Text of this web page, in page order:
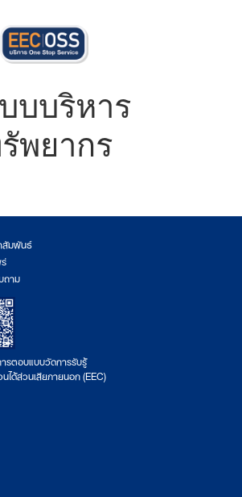
บบริหาร
พยากร
สัมพันธ์
าม
รตอบแบบวัดการรับรู้
ได้ส่วนเสียภายนอก (EEC)